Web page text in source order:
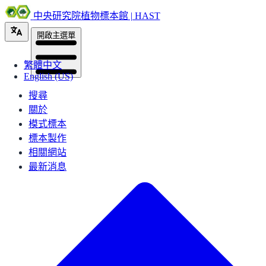
中央研究院植物標本館 | HAST
繁體中文
English (US)
開啟主選單
搜尋
關於
模式標本
標本製作
相關網站
最新消息